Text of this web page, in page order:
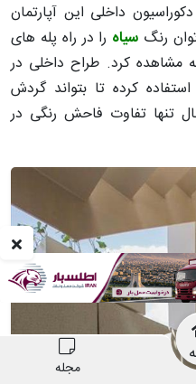
مجله
داخلی این آپارتمان
رنگ سیاه را در راه پله های
مشاهده کرد. طراح داخلی در
استفاده کرده تا بتواند گردش
تنها تفاوت فاحش رنگی در